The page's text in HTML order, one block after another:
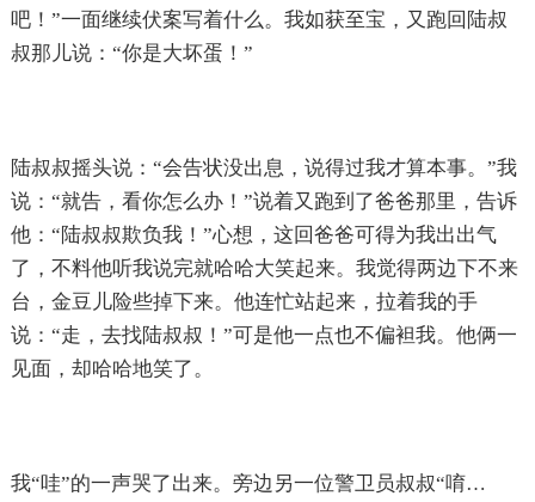
吧！”一面继续伏案写着什么。我如获至宝，又跑回陆叔
叔那儿说：“你是大坏蛋！”
陆叔叔摇头说：“会告状没出息，说得过我才算本事。”我
说：“就告，看你怎么办！”说着又跑到了爸爸那里，告诉
他：“陆叔叔欺负我！”心想，这回爸爸可得为我出出气
了，不料他听我说完就哈哈大笑起来。我觉得两边下不来
台，金豆儿险些掉下来。他连忙站起来，拉着我的手
说：“走，去找陆叔叔！”可是他一点也不偏袒我。他俩一
见面，却哈哈地笑了。
我“哇”的一声哭了出来。旁边另一位警卫员叔叔“唷…